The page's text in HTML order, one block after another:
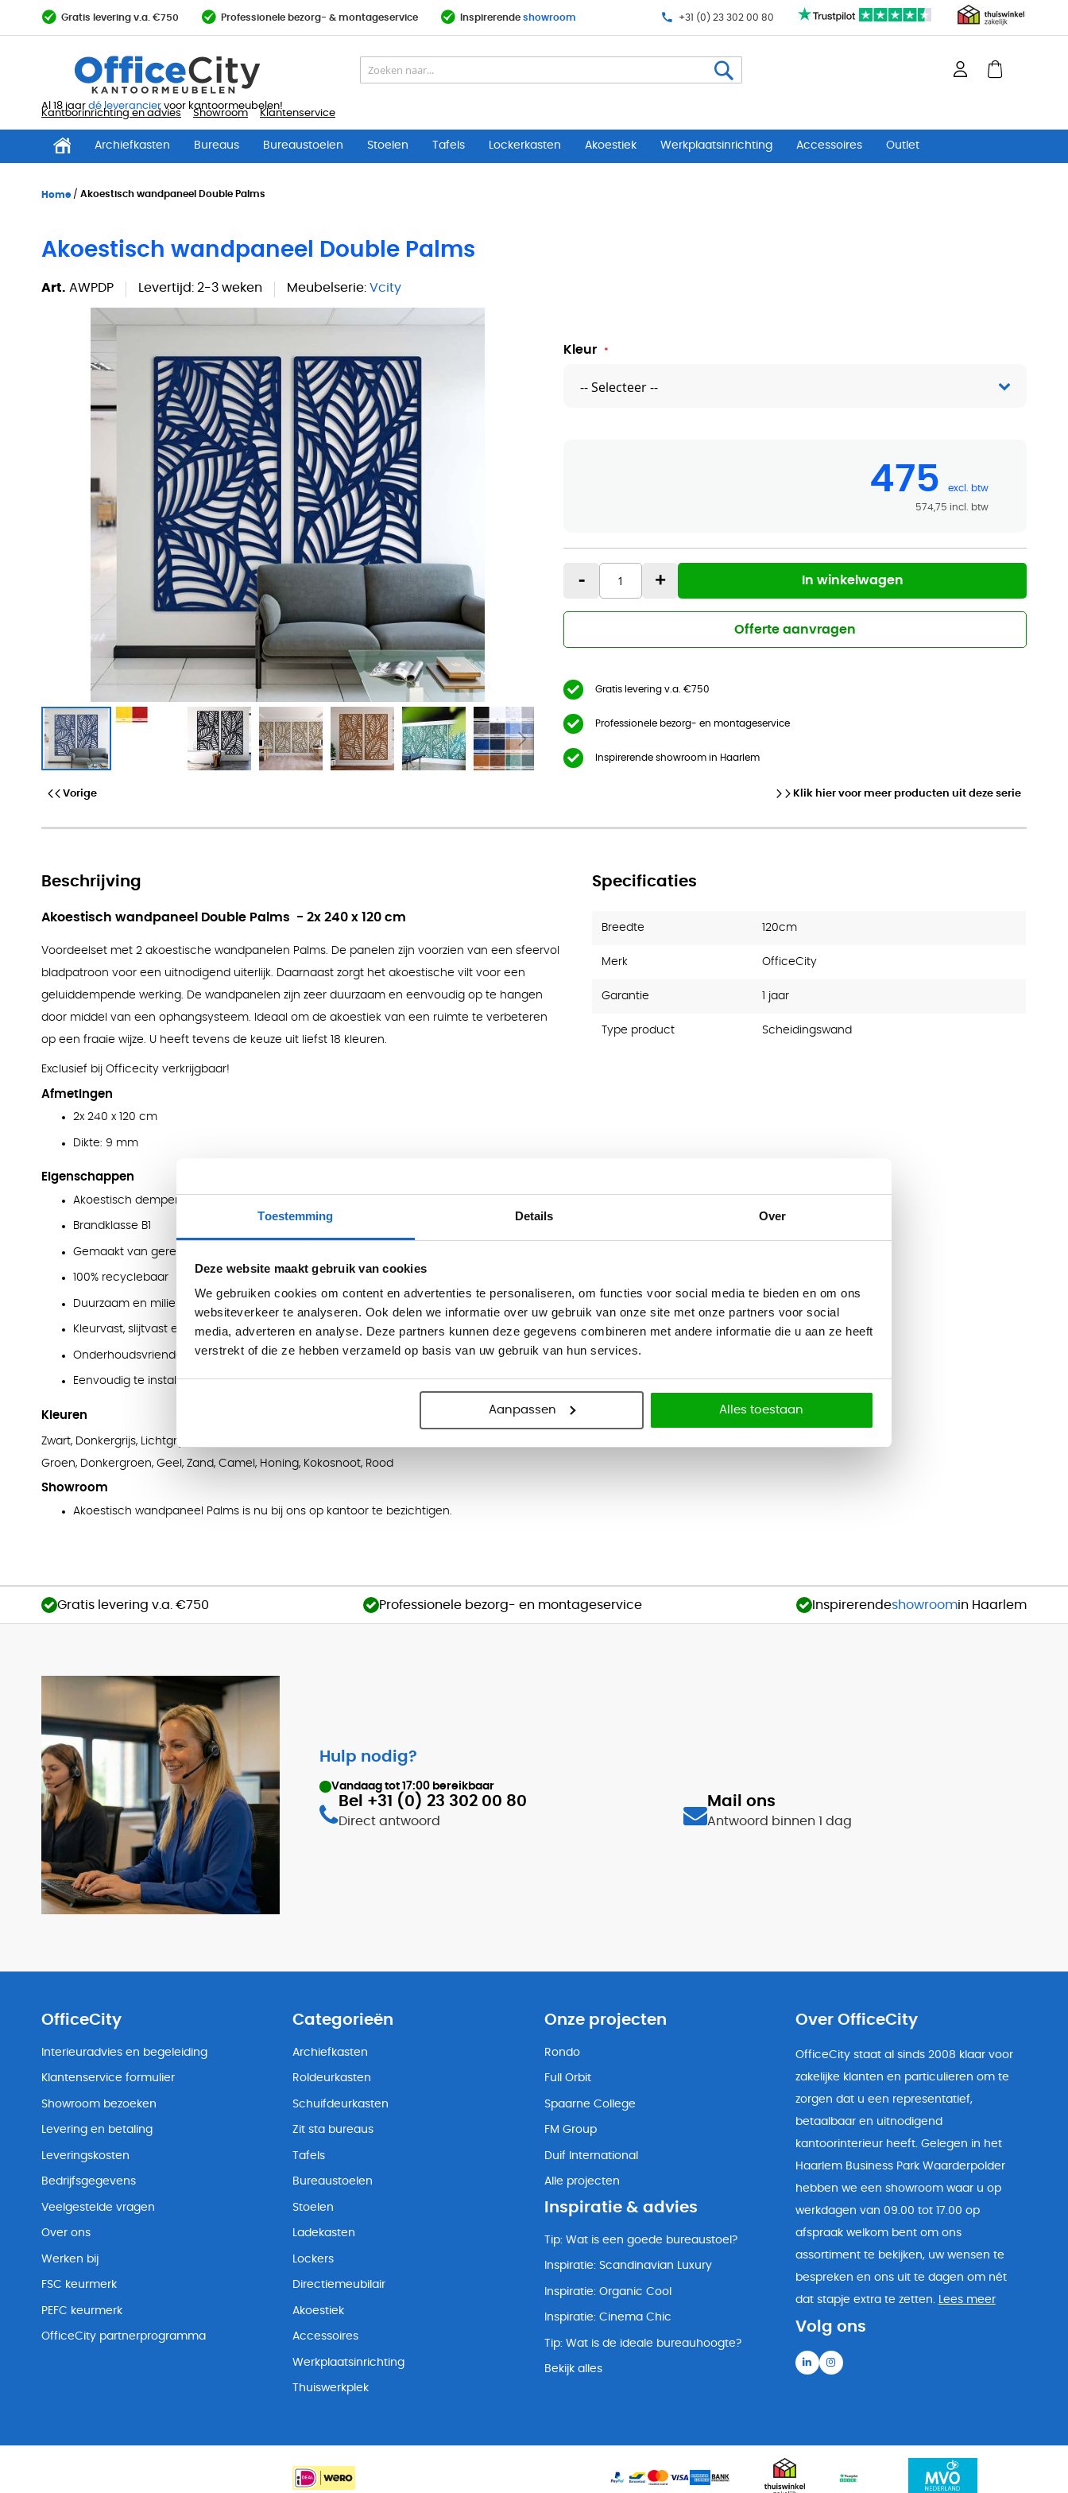
Toestemming Details Over
Deze website maakt gebruik van cookies
We gebruiken cookies om content en advertenties te personaliseren, om functies voor social media te bieden en om ons
websiteverkeer te analyseren. Ook delen we informatie over uw gebruik van onze site met onze partners voor social
media, adverteren en analyse. Deze partners kunnen deze gegevens combineren met andere informatie die u aan ze heeft
verstrekt of die ze hebben verzameld op basis van uw gebruik van hun services.
Aanpassen Alles toestaan
Gratis levering v.a. €750 Professionele bezorg- & montageservice Inspirerende showroom +31 (0) 23 302 00 80
Al 18 jaar dé leverancier voor kantoormeubelen!
Kantoorinrichting en advies Showroom Klantenservice
Archiefkasten Bureaus Bureaustoelen Stoelen Tafels Lockerkasten Akoestiek Werkplaatsinrichting Accessoires Outlet
Home Akoestisch wandpaneel Double Palms
Akoestisch wandpaneel Double Palms
Art. AWPDP Levertijd: 2-3 weken Meubelserie: Vcity
Akoestisch wandpaneel Double Palms
Kleur
475
574,75
- + In winkelwagen
Offerte aanvragen
Gratis levering v.a. €750
Professionele bezorg- en montageservice
Inspirerende showroom in Haarlem
Vorige Klik hier voor meer producten uit deze serie
Beschrijving
Akoestisch wandpaneel Double Palms - 2x 240 x 120 cm
Voordeelset met 2 akoestische wandpanelen Palms. De panelen zijn voorzien van een sfeervol
bladpatroon voor een uitnodigend uiterlijk. Daarnaast zorgt het akoestische vilt voor een
geluiddempende werking. De wandpanelen zijn zeer duurzaam en eenvoudig op te hangen
door middel van een ophangsysteem. Ideaal om de akoestiek van een ruimte te verbeteren
op een fraaie wijze. U heeft tevens de keuze uit liefst 18 kleuren.
Exclusief bij Officecity verkrijgbaar!
Afmetingen
2x 240 x 120 cm
Dikte: 9 mm
Eigenschappen
Akoestisch dempend en geluidsabsorberend (NRC 0.85 max)
Brandklasse B1
Gemaakt van gerecyclede PET-flessen
100% recyclebaar
Duurzaam en milieuvriendelijk
Kleurvast, slijtvast en UV-gestabiliseerd
Onderhoudsvriendelijk en vochtbestendig
Eenvoudig te installeren
Kleuren
Zwart, Donkergrijs, Lichtgrijs, Marmer, Wit, Smoke, Hemelsblauw, Denim, Kobalt, Donkerblauw,
Groen, Donkergroen, Geel, Zand, Camel, Honing, Kokosnoot, Rood
Showroom
Akoestisch wandpaneel Palms is nu bij ons op kantoor te bezichtigen.
Specificaties
Breedte 120cm
Merk OfficeCity
Garantie 1 jaar
Type product Scheidingswand
Gratis levering v.a. €750 Professionele bezorg- en montageservice Inspirerendeshowroomin Haarlem
Hulp nodig?
Vandaag tot 17:00 bereikbaar
Bel +31 (0) 23 302 00 80
Direct antwoord
Mail ons
Antwoord binnen 1 dag
OfficeCity
Interieuradvies en begeleiding
Klantenservice formulier
Showroom bezoeken
Levering en betaling
Leveringskosten
Bedrijfsgegevens
Veelgestelde vragen
Over ons
Werken bij
FSC keurmerk
PEFC keurmerk
OfficeCity partnerprogramma
Categorieën
Archiefkasten
Roldeurkasten
Schuifdeurkasten
Zit sta bureaus
Tafels
Bureaustoelen
Stoelen
Ladekasten
Lockers
Directiemeubilair
Akoestiek
Accessoires
Werkplaatsinrichting
Thuiswerkplek
Onze projecten
Rondo
Full Orbit
Spaarne College
FM Group
Duif International
Alle projecten
Inspiratie & advies
Tip: Wat is een goede bureaustoel?
Inspiratie: Scandinavian Luxury
Inspiratie: Organic Cool
Inspiratie: Cinema Chic
Tip: Wat is de ideale bureauhoogte?
Bekijk alles
Over OfficeCity
OfficeCity staat al sinds 2008 klaar voor
zakelijke klanten en particulieren om te
zorgen dat u een representatief,
betaalbaar en uitnodigend
kantoorinterieur heeft. Gelegen in het
Haarlem Business Park Waarderpolder
hebben we een showroom waar u op
werkdagen van 09.00 tot 17.00 op
afspraak welkom bent om ons
assortiment te bekijken, uw wensen te
bespreken en ons uit te dagen om nét
dat stapje extra te zetten.
Lees meer
Volg ons